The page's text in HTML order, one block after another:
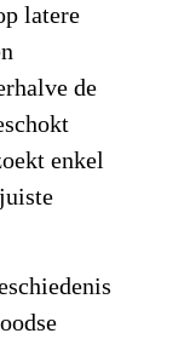
latere
de
enkel